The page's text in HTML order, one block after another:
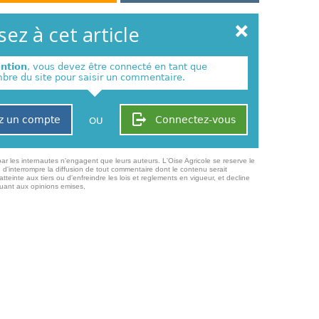
à cet article
, vous devez être connecté en tant que
du site pour saisir un commentaire.
Connectez-vous
un compte OU
les internautes n'engagent que leurs auteurs. L'Oise Agricole se reserve le
la diffusion de tout commentaire dont le contenu serait
aux tiers ou d'enfreindre les lois et reglements en vigueur, et decline
aux opinions emises,